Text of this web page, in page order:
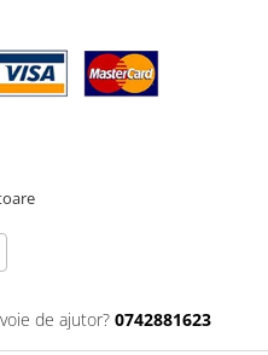
de ajutor? 0742881623